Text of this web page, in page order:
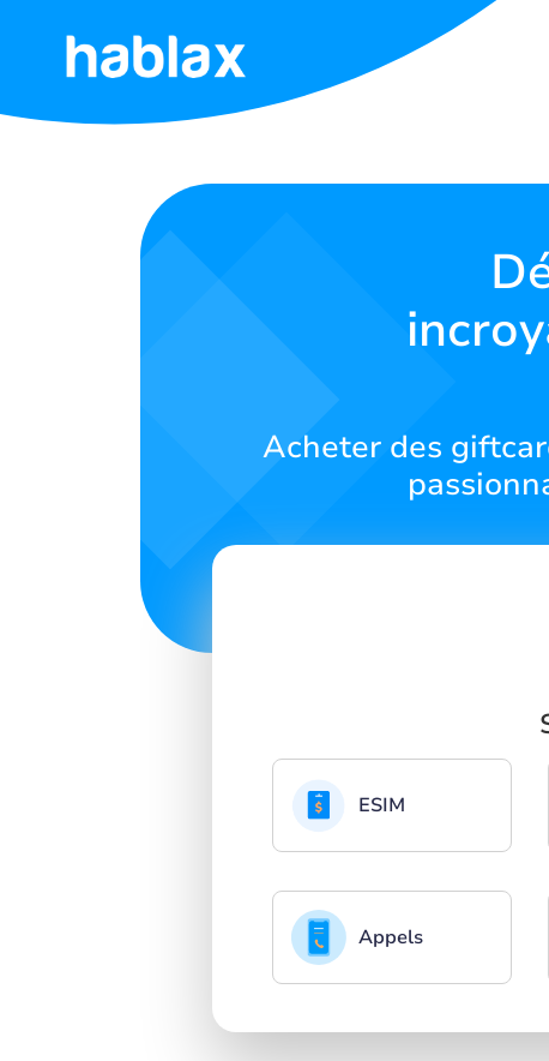
Accueil
Acheter des
ESIM
Appels